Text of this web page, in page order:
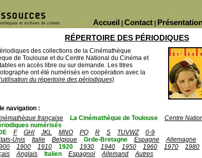
Contact
Accueil
RÉPERTOIRE DES PÉRIODIQUES
des collections de la Cinémathèque
de Toulouse et du Centre National du Cinéma et
en accès libre ou sur demande. Les titres
ont été numérisés en coopération avec la
du répertoire des périodiques)
navigation :
française La Cinémathèque de Toulouse
Centre
numérisés
F GHI JKL MNO PQ R S TUVWZ
0-9
Unis Italie Belgique Grde-Bretagne Espagne Allemagne
1900 1910 1920 1930 1940 1950 1960 1970 1980
Anglais Italien Espagnol Allemand
Autres